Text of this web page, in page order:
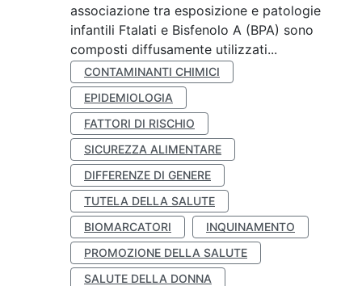
associazione tra esposizione e patologie
infantili Ftalati e Bisfenolo A (BPA) sono
composti diffusamente utilizzati...
CONTAMINANTI CHIMICI
EPIDEMIOLOGIA
FATTORI DI RISCHIO
SICUREZZA ALIMENTARE
DIFFERENZE DI GENERE
TUTELA DELLA SALUTE
BIOMARCATORI
INQUINAMENTO
PROMOZIONE DELLA SALUTE
SALUTE DELLA DONNA